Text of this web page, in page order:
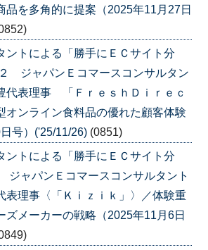
品を多角的に提案（2025年11月27日
ントによる「勝手にＥＣサイト分
ジャパンＥコマースコンサルタン
代表理事 「ＦｒｅｓｈＤｉｒｅｃ
オンライン食料品の優れた顧客体験
号）('25/11/26) (0851)
ントによる「勝手にＥＣサイト分
ャパンＥコマースコンサルタント
理事〈「Ｋｉｚｉｋ」〉／体験重
ズメーカーの戦略（2025年11月6日